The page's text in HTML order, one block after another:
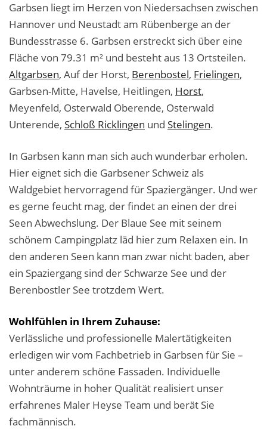
Meine gute Empfehlung
Arbeitsbühne mieten
Heyse Lifestyle
Kontakt
Navigation schließen
Garbsen liegt im Herzen von Niedersachsen zwischen
Hannover und Neustadt am Rübenberge an der
Bundesstrasse 6. Garbsen erstreckt sich über eine
Fläche von 79.31 m² und besteht aus 13 Ortsteilen.
Altgarbsen, Auf der Horst, Berenbostel, Frielingen,
Garbsen-Mitte, Havelse, Heitlingen, Horst,
Meyenfeld, Osterwald Oberende, Osterwald
Unterende, Schloß Ricklingen und Stelingen.
In Garbsen kann man sich auch wunderbar erholen.
Hier eignet sich die Garbsener Schweiz als
Waldgebiet hervorragend für Spaziergänger. Und wer
es gerne feucht mag, der findet an einen der drei
Seen Abwechslung. Der Blaue See mit seinem
schönem Campingplatz läd hier zum Relaxen ein. In
den anderen Seen kann man zwar nicht baden, aber
ein Spaziergang sind der Schwarze See und der
Berenbostler See trotzdem Wert.
Wohlfühlen in Ihrem Zuhause:
Verlässliche und professionelle Malertätigkeiten
erledigen wir vom Fachbetrieb in Garbsen für Sie –
unter anderem schöne Fassaden. Individuelle
Wohnträume in hoher Qualität realisiert unser
erfahrenes Maler Heyse Team und berät Sie
fachmännisch.